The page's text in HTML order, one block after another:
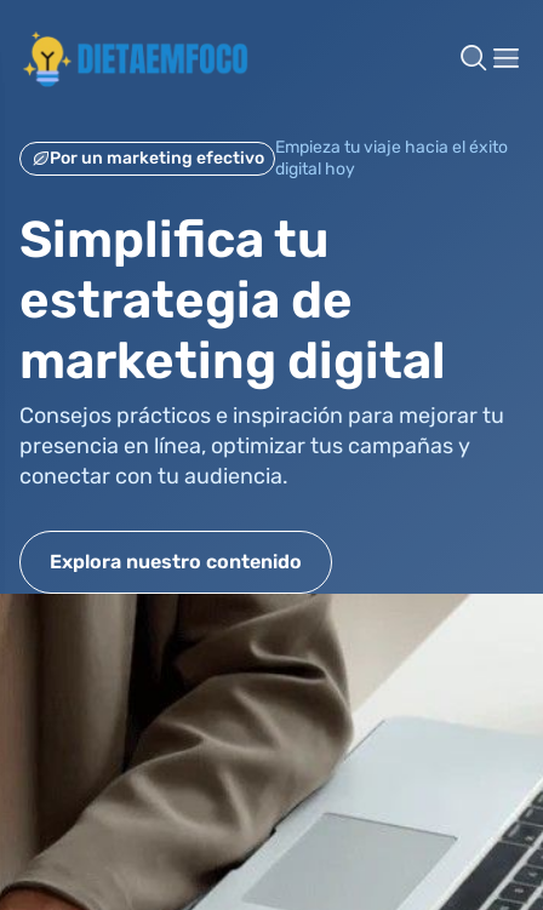
Por un marketing efectivo
Empieza tu viaje hacia el éxito
digital hoy
Simplifica tu
estrategia de
marketing digital
Consejos prácticos e inspiración para mejorar tu
presencia en línea, optimizar tus campañas y
conectar con tu audiencia.
Explora nuestro contenido